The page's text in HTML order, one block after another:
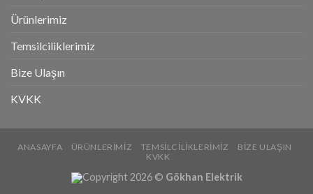
Ürünlerimiz
Temsilciliklerimiz
Bize Ulaşın
KVKK
ANASAYFA ÜRÜNLERIMIZ TEMSILCILIKLERIMIZ
BIZE ULAŞIN
KVKK
Copyright 2026 © Gökhan Elektrik